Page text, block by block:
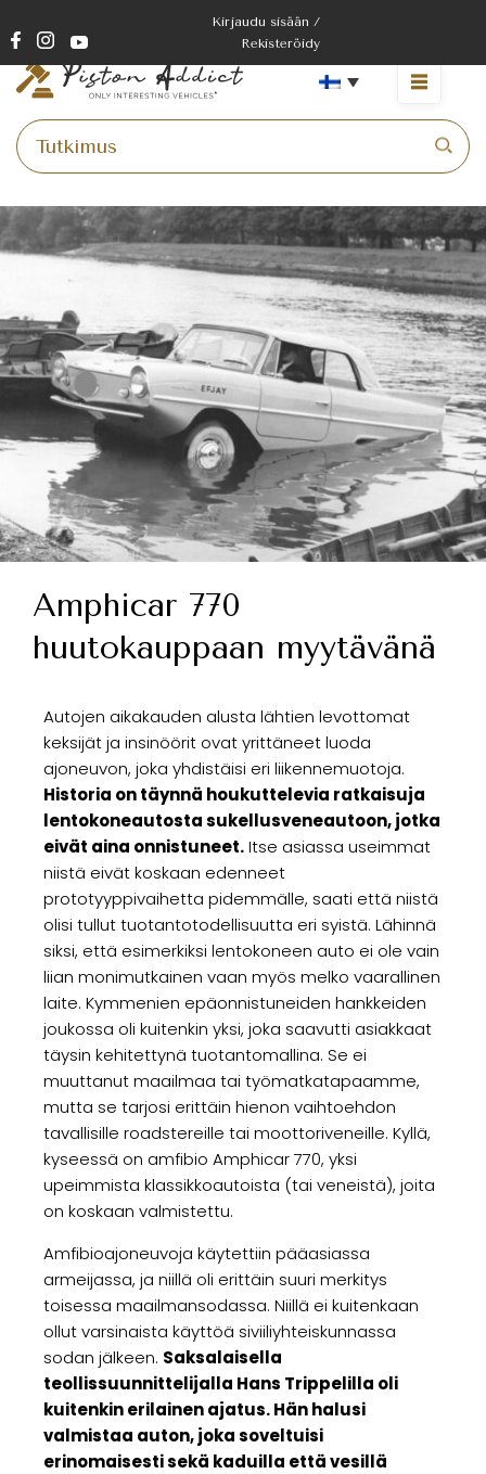
Kirjaudu sisään /
Rekisteröidy
Amphicar 770
huutokauppaan myytävänä
Autojen aikakauden alusta lähtien levottomat
keksijät ja insinöörit ovat yrittäneet luoda
ajoneuvon, joka yhdistäisi eri liikennemuotoja.
Historia on täynnä houkuttelevia ratkaisuja
lentokoneautosta sukellusveneautoon, jotka
eivät aina onnistuneet.Itse asiassa useimmat
niistä eivät koskaan edenneet
prototyyppivaihetta pidemmälle, saati että niistä
olisi tullut tuotantotodellisuutta eri syistä. Lähinnä
siksi, että esimerkiksi lentokoneen auto ei ole vain
liian monimutkainen vaan myös melko vaarallinen
laite. Kymmenien epäonnistuneiden hankkeiden
joukossa oli kuitenkin yksi, joka saavutti asiakkaat
täysin kehitettynä tuotantomallina. Se ei
muuttanut maailmaa tai työmatkatapaamme,
mutta se tarjosi erittäin hienon vaihtoehdon
tavallisille roadstereille tai moottoriveneille. Kyllä,
kyseessä on amfibio Amphicar 770, yksi
upeimmista klassikkoautoista (tai veneistä), joita
on koskaan valmistettu.
Amfibioajoneuvoja käytettiin pääasiassa
armeijassa, ja niillä oli erittäin suuri merkitys
toisessa maailmansodassa. Niillä ei kuitenkaan
ollut varsinaista käyttöä siviiliyhteiskunnassa
sodan jälkeen. Saksalaisella
teollissuunnittelijalla Hans Trippelilla oli
kuitenkin erilainen ajatus. Hän halusi
valmistaa auton, joka soveltuisi
erinomaisesti sekä kaduilla että vesillä